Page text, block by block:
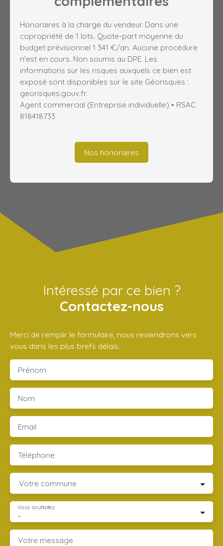
Honoraires à la charge du vendeur. Dans une
copropriété de 1 lots. Quote-part moyenne du
budget prévisionnel 1 341 €/an. Aucune procédure
n'est en cours. Non soumis au DPE. Les
informations sur les risques auxquels ce bien est
exposé sont disponibles sur le site Géorisques :
georisques.gouv.fr.
Agent commercial (Entreprise individuelle) • RSAC
818418733
Nos honoraires
Intéressé par ce bien ?
Contactez-nous
Merci de remplir le formulaire, nous reviendrons vers
vous dans les plus brefs délais.
Prénom
Nom
Email
Téléphone
Votre commune
-
Vous souhaitez
Votre message